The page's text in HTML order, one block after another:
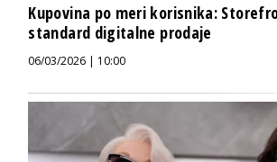
Kupovina po meri korisnika:
standard digitalne prodaje
06/03/2026 | 10:00